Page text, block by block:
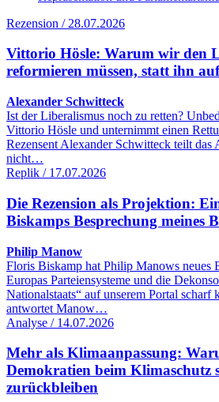
Rezension / 28.07.2026
Vittorio Hösle: Warum wir den
reformieren müssen, statt ihn
Alexander Schwitteck
Ist der Liberalismus noch zu retten?
Vittorio Hösle und unternimmt einen
Rezensent Alexander Schwitteck teilt das
nicht…
Replik / 17.07.2026
Die Rezension als Projektion:
Biskamps Besprechung meines
Philip Manow
Floris Biskamp hat Philip Manows neues
Europas Parteiensysteme und die
Nationalstaats“ auf unserem Portal scharf
antwortet Manow…
Analyse / 14.07.2026
Mehr als Klimaanpassung:
Demokratien beim Klimaschutz
zurückbleiben